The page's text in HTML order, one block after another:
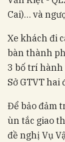
Cai)… và
Xe khách đi
bàn thành
3 bố trí
Sở GTVT hai
Để bảo đảm
ùn tắc giao
đề nghị Vụ